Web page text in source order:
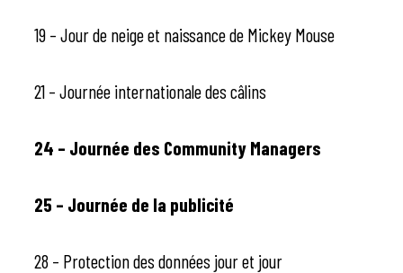
19 – Jour de neige et naissance de Mickey Mouse
21 – Journée internationale des câlins
24 – Journée des Community Managers
25 – Journée de la publicité
28 – Protection des données jour et jour